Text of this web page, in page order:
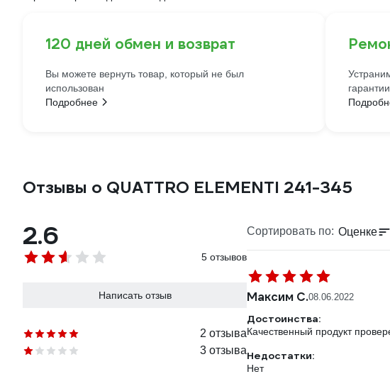
120 дней обмен и возврат
Вы можете вернуть товар, который не был
использован
Подробнее
Отзывы о QUATTRO ELEMENTI 241-345
2.6
5 отзывов
Написать отзыв
2 отзыва
3 отзыва
Сортировать по: Оценке
Максим С.08.06.2022
Достоинства:
Качественный продукт
Недостатки:
Нет